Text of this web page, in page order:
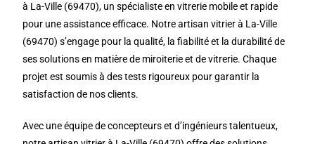
à La-Ville (69470), un spécialiste en vitrerie mobile et rapide
pour une assistance efficace. Notre artisan vitrier à La-Ville
(69470) s’engage pour la qualité, la fiabilité et la durabilité de
ses solutions en matière de miroiterie et de vitrerie. Chaque
projet est soumis à des tests rigoureux pour garantir la
satisfaction de nos clients.
Avec une équipe de concepteurs et d’ingénieurs talentueux,